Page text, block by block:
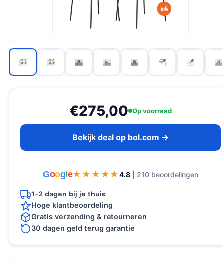
€275,00 Op voorraad
Bekijk deal op bol.com →
Goog e★★★★★
★★★★★ 4.8 | 210 beoordelingen
1-2 dagen bij je thuis
Hoge klantbeoordeling
Gratis verzending & retourneren
30 dagen geld terug garantie